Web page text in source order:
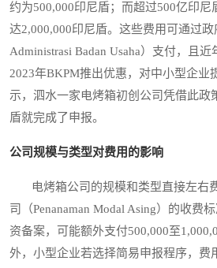
约为500,000印尼盾；而超过500亿印尼
达2,000,000印尼盾。这些费用可通过政
Administrasi Badan Usaha）支付，且
2023年BKPM推出优惠，对中小型企业
示，泗水一家电烤箱初创公司凭借此政
盾就完成了申报。
公司规模与类型对费用的影响
电烤箱公司的规模和类型直接左右
司（Penanaman Modal Asing）的收费
资备案，可能额外支付500,000至
外，小型企业若选择简易申报程序，费